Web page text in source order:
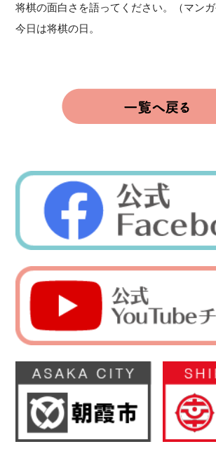
将棋の面白さを語ってください。（マンガ
今日は将棋の日。